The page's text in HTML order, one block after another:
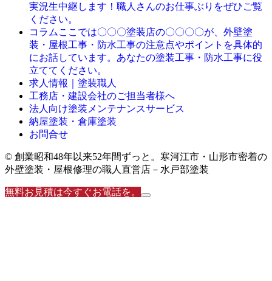
実況生中継します！職人さんのお仕事ぶりをぜひご覧
ください。
コラム ここでは〇〇〇塗装店の〇〇〇〇が、外壁塗
装・屋根工事・防水工事の注意点やポイントを具体的
にお話しています。あなたの塗装工事・防水工事に役
立ててください。
求人情報｜塗装職人
工務店・建設会社のご担当者様へ
法人向け塗装メンテナンスサービス
納屋塗装・倉庫塗装
お問合せ
© 創業昭和48年以来52年間ずっと。寒河江市・山形市密着の
外壁塗装・屋根修理の職人直営店－水戸部塗装
無料お見積は今すぐお電話を。